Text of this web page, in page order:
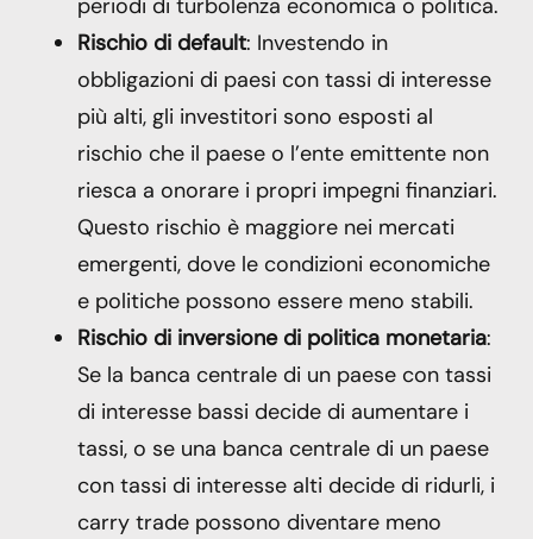
periodi di turbolenza economica o politica.
Rischio di default: Investendo in
obbligazioni di paesi con tassi di interesse
più alti, gli investitori sono esposti al
rischio che il paese o l’ente emittente non
riesca a onorare i propri impegni finanziari.
Questo rischio è maggiore nei mercati
emergenti, dove le condizioni economiche
e politiche possono essere meno stabili.
Rischio di inversione di politica monetaria:
Se la banca centrale di un paese con tassi
di interesse bassi decide di aumentare i
tassi, o se una banca centrale di un paese
con tassi di interesse alti decide di ridurli, i
carry trade possono diventare meno